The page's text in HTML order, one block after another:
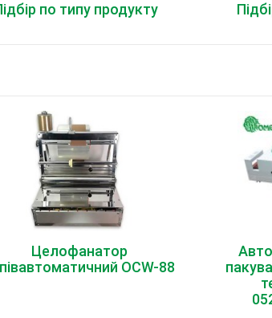
по типу продукту
Целофанатор
OCW-88